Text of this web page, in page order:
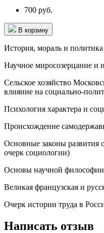
700 руб.
В корзину
История, мораль и политика
Научное миросозерцание и
Сельское хозяйство
влияние на социально-
Психология характера и
Происхождение
Основные законы развития
очерк социологии)
Основы научной философии
Великая французская и
Очерк истории труда в
Написать отзыв